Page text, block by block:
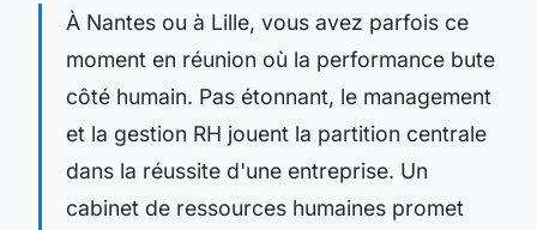
À Nantes ou à Lille, vous avez parfois ce
moment en réunion où la performance bute
côté humain. Pas étonnant, le management
et la gestion RH jouent la partition centrale
dans la réussite d'une entreprise. Un
cabinet de ressources humaines promet